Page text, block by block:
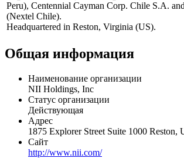
Peru), Centennial Cayman Corp. Chile S.A.
(Nextel Chile).
Headquartered in Reston, Virginia (US).
Общая информация
Наименование организации
NII Holdings, Inc
Статус организации
Действующая
Адрес
1875 Explorer Street Suite 1000 Reston,
Сайт
http://www.nii.com/